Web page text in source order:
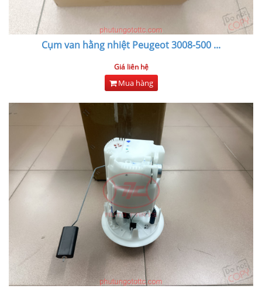
Cụm van hằng nhiệt Peugeot 3008-500 ...
Giá liên hệ
Mua hàng